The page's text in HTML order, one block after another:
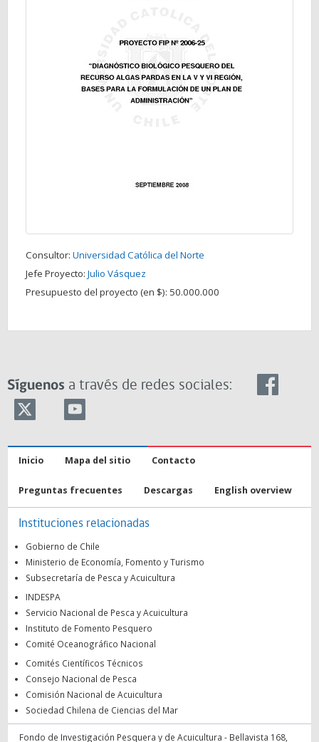
Consultor: Universidad Católica del Norte
Jefe Proyecto: Julio Vásquez
Presupuesto del proyecto (en $): 50.000.000
Síguenos a través de redes sociales:
Inicio Mapa del sitio Contacto
Preguntas frecuentes Descargas English overview
Instituciones relacionadas
Gobierno de Chile
Ministerio de Economía, Fomento y Turismo
Subsecretaría de Pesca y Acuicultura
INDESPA
Servicio Nacional de Pesca y Acuicultura
Instituto de Fomento Pesquero
Comité Oceanográfico Nacional
Comités Científicos Técnicos
Consejo Nacional de Pesca
Comisión Nacional de Acuicultura
Sociedad Chilena de Ciencias del Mar
Fondo de Investigación Pesquera y de Acuicultura - Bellavista 168,